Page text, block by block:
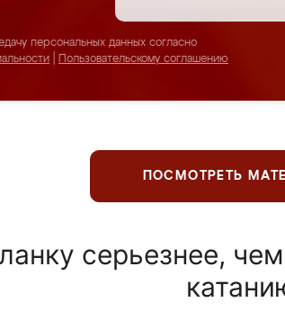
персональных данных согласно
Пользовательскому соглашению
ПОСМОТРЕТЬ
серьезнее,